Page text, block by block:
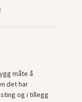
måte å
det har
og i tillegg